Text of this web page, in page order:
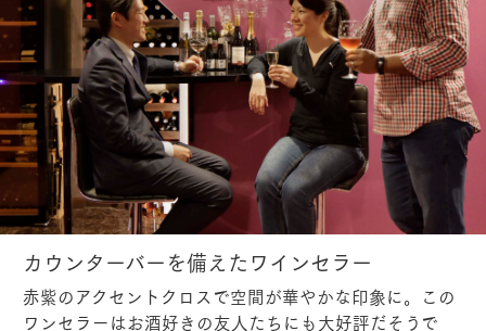
カウンターバーを備えたワインセラー
赤紫のアクセントクロスで空間が華やかな印象に。この
ワンセラーはお酒好きの友人たちにも大好評だそうで